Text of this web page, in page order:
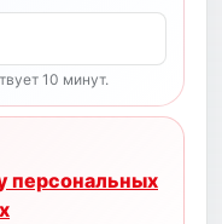
10 минут.
персональных